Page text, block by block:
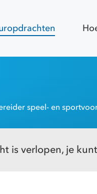
speel- en
is verlopen, je